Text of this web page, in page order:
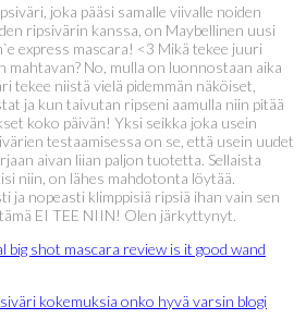
joka pääsi samalle viivalle noiden
ripsivärin kanssa, on Maybellinen uusi
express mascara! <3 Mikä tekee juuri
No, mulla on luonnostaan aika
tekee niistä vielä pidemmän näköiset,
ja kun taivutan ripseni aamulla niin pitää
koko päivän! Yksi seikka joka usein
testaamisessa on se, että usein uudet
aivan liian paljon tuotetta. Sellaista
niin, on lähes mahdotonta löytää.
ja nopeasti klimppisiä ripsiä ihan vain sen
EI TEE NIIN! Olen järkyttynyt.